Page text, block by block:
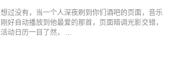
想过没有，当一个人深夜刷到你们酒吧的页面，音乐
刚好自动播放到他最爱的那首，页面暗调光影交错，
活动日历一目了然， ...